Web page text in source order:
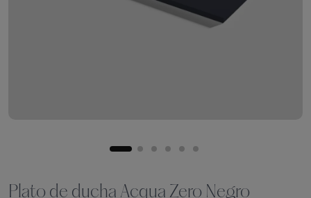
Plato de ducha Acqua Zero Negro